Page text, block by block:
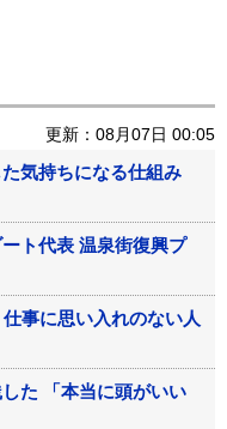
更新：08月07日 00:05
た気持ちになる仕組み
ト代表 温泉街復興プ
事に思い入れのない人
た 「本当に頭がいい